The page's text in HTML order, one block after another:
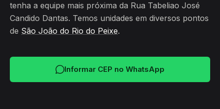
tenha a equipe mais próxima da Rua Tabeliao José
Candido Dantas. Temos unidades em diversos pontos
de São João do Rio do Peixe.
Informar CEP no WhatsApp